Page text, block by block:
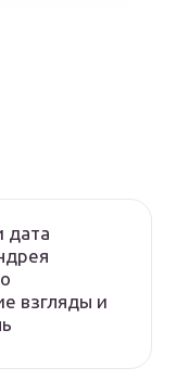
дата
взгляды и